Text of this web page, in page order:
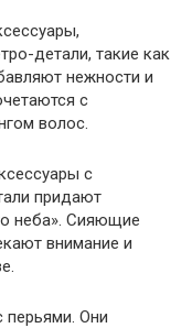
детали, такие как
нежности и
с
волос.
с
придают
неба». Сияющие
внимание и
перьями. Они